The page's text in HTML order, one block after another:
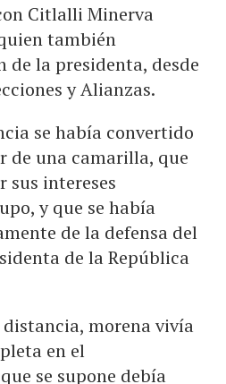
Citlalli Minerva
también
de la presidenta, desde
y Alianzas.
se había convertido
de una camarilla, que
sus intereses
y que se había
de la defensa del
de la República
distancia, morena vivía
en el
se supone debía